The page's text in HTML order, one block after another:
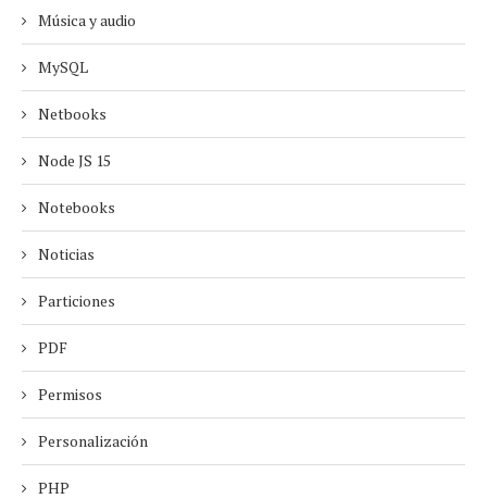
Música y audio
MySQL
Netbooks
Node JS 15
Notebooks
Noticias
Particiones
PDF
Permisos
Personalización
PHP